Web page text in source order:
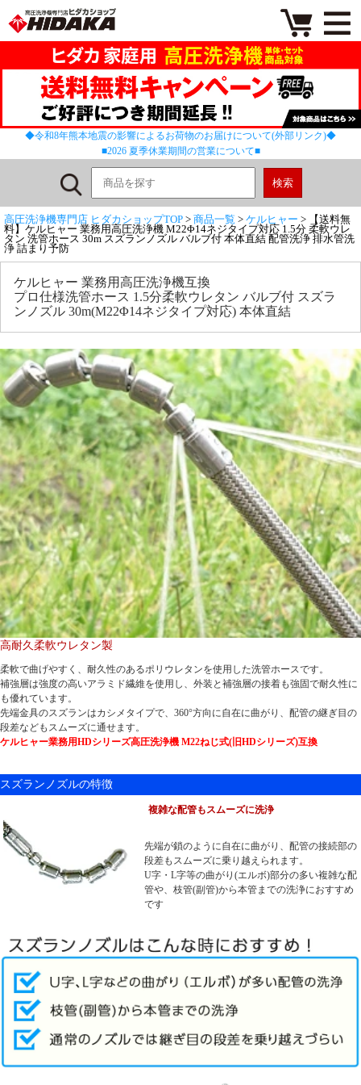
◆令和8年熊本地震の影響によるお荷物のお届けについて(外部リンク)◆
■2026 夏季休業期間の営業について■
高圧洗浄機専門店 ヒダカショップTOP > 商品一覧 > ケルヒャー > 【送料無
料】ケルヒャー 業務用高圧洗浄機 M22Φ14ネジタイプ対応 1.5分 柔軟ウレ
タン 洗管ホース 30m スズランノズル バルブ付 本体直結 配管洗浄 排水管洗
浄 詰まり予防
ケルヒャー 業務用高圧洗浄機互換
プロ仕様洗管ホース 1.5分柔軟ウレタン バルブ付 スズラ
ンノズル 30m(M22Φ14ネジタイプ対応) 本体直結
高耐久柔軟ウレタン製
柔軟で曲げやすく、耐久性のあるポリウレタンを使用した洗管ホースです。
補強層は強度の高いアラミド繊維を使用し、外装と補強層の接着も強固で耐久性に
も優れています。
先端金具のスズランはカシメタイプで、360°方向に自在に曲がり、配管の継ぎ目の
段差などもスムーズに通せます。
ケルヒャー業務用HDシリーズ高圧洗浄機 M22ねじ式(旧HDシリーズ)互換
スズランノズルの特徴
複雑な配管もスムーズに洗浄
先端が鎖のように自在に曲がり、配管の接続部の
段差もスムーズに乗り越えられます。
U字・L字等の曲がり(エルボ)部分の多い複雑な配
管や、枝管(副管)から本管までの洗浄におすすめ
です